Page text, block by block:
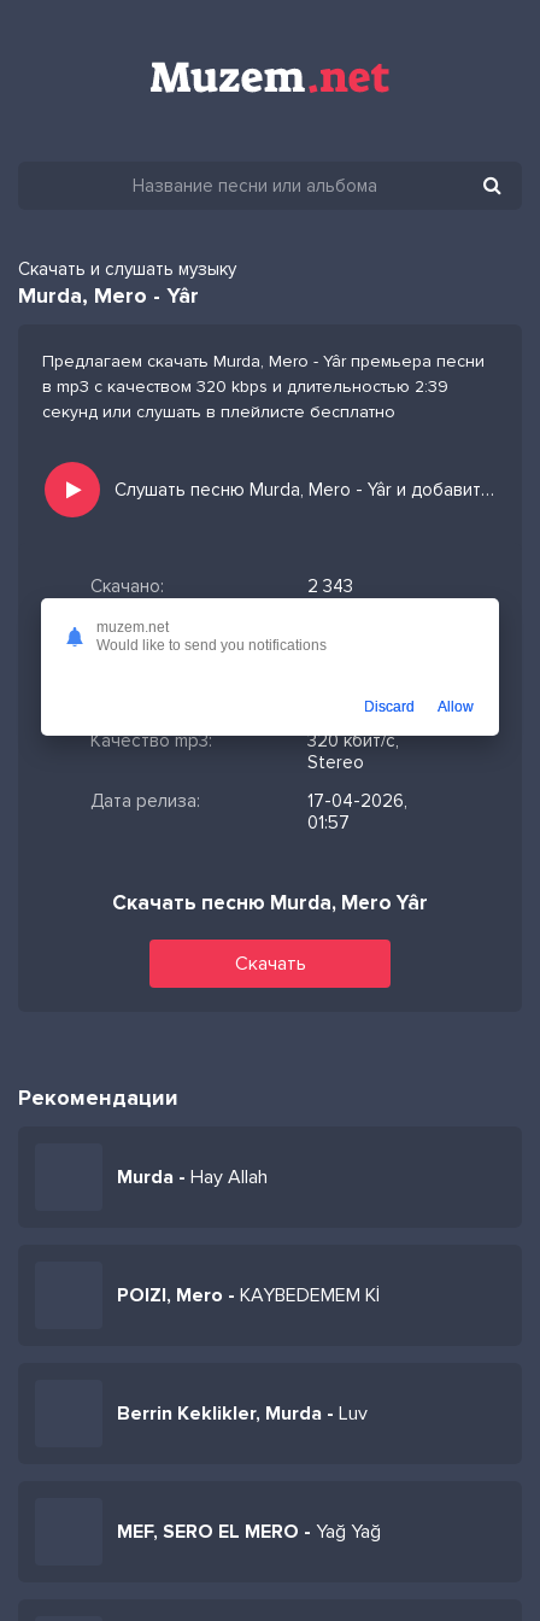
Скачать и слушать музыку
Murda, Mero - Yâr
Предлагаем скачать Murda, Mero - Yâr премьера песни
в mp3 с качеством 320 kbps и длительностью 2:39
секунд или слушать в плейлисте бесплатно
Слушать песню Murda, Mero - Yâr и добавить в избранных
Скачано:
2 343
Формат:
6.09 МБ
Качество mp3:
320 кбит/с,
Stereo
Дата релиза:
17-04-2026,
01:57
Скачать песню Murda, Mero Yâr
Скачать
Рекомендации
Murda - Hay Allah
POIZI, Mero - KAYBEDEMEM Kİ
Berrin Keklikler, Murda - Luv
MEF, SERO EL MERO - Yağ Yağ
muzem.net
Would like to send you notifications
Discard Allow